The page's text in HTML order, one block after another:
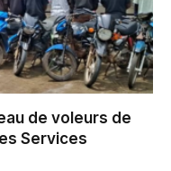
de voleurs de
Services